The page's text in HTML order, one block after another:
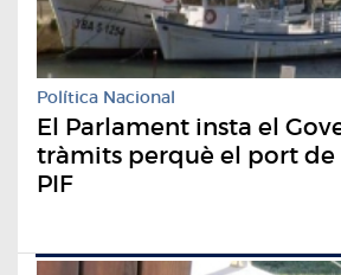
Política Nacional
El Parlament insta el
tràmits perquè el port de
PIF